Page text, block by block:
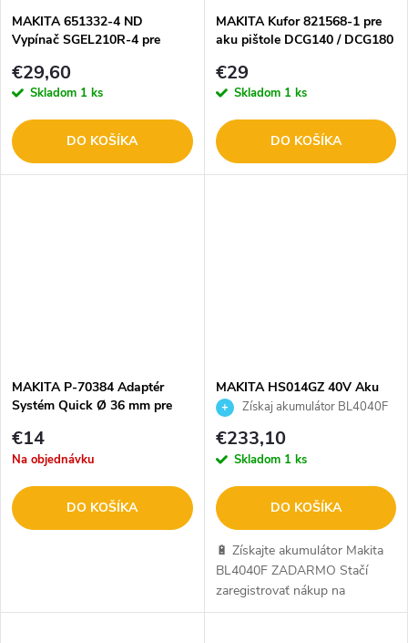
MAKITA 651332-4 ND
Vypínač SGEL210R-4 pre
€29,60
Skladom 1 ks
DO KOŠÍKA
MAKITA Kufor 821568-1 pre
aku pištole DCG140 / DCG180
€29
Skladom 1 ks
DO KOŠÍKA
MAKITA P-70384 Adaptér
Systém Quick Ø 36 mm pre
€14
Na objednávku
DO KOŠÍKA
MAKITA HS014GZ 40V Aku
okružná píla 125 mm XGT
Získaj akumulátor BL4040F
ZADARMO
€233,10
Skladom 1 ks
DO KOŠÍKA
🔋 Získajte akumulátor Makita
BL4040F ZADARMO Stačí
zaregistrovať nákup na
makitaredemption.eu. Ide o